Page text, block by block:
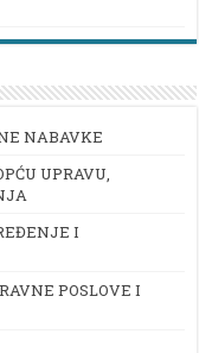
NABAVKE
UPRAVU,
I
POSLOVE I